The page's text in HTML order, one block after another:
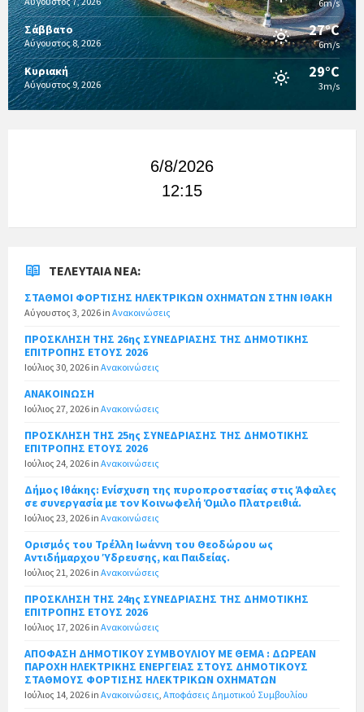
6m/s
Σάββατο
Αύγουστος 8, 2026
27°C
6m/s
Κυριακή
Αύγουστος 9, 2026
29°C
3m/s
6/8/2026
12:15
ΤΕΛΕΥΤΑΊΑ ΝΈΑ:
ΣΤΑΘΜΟΙ ΦΟΡΤΙΣΗΣ ΗΛΕΚΤΡΙΚΩΝ ΟΧΗΜΑΤΩΝ ΣΤΗΝ ΙΘΑΚΗ
Αύγουστος 3, 2026 in Ανακοινώσεις
ΠΡΟΣΚΛΗΣΗ ΤΗΣ 26ης ΣΥΝΕΔΡΙΑΣΗΣ ΤΗΣ ΔΗΜΟΤΙΚΗΣ
ΕΠΙΤΡΟΠΗΣ ΕΤΟΥΣ 2026
Ιούλιος 30, 2026 in Ανακοινώσεις
ΑΝΑΚΟΙΝΩΣΗ
Ιούλιος 27, 2026 in Ανακοινώσεις
ΠΡΟΣΚΛΗΣΗ ΤΗΣ 25ης ΣΥΝΕΔΡΙΑΣΗΣ ΤΗΣ ΔΗΜΟΤΙΚΗΣ
ΕΠΙΤΡΟΠΗΣ ΕΤΟΥΣ 2026
Ιούλιος 24, 2026 in Ανακοινώσεις
Δήμος Ιθάκης: Ενίσχυση της πυροπροστασίας στις Άφαλες
σε συνεργασία με τον Κοινωφελή Όμιλο Πλατρειθιά.
Ιούλιος 23, 2026 in Ανακοινώσεις
Ορισμός του Τρέλλη Ιωάννη του Θεοδώρου ως
Αντιδήμαρχου Ύδρευσης, και Παιδείας.
Ιούλιος 21, 2026 in Ανακοινώσεις
ΠΡΟΣΚΛΗΣΗ ΤΗΣ 24ης ΣΥΝΕΔΡΙΑΣΗΣ ΤΗΣ ΔΗΜΟΤΙΚΗΣ
ΕΠΙΤΡΟΠΗΣ ΕΤΟΥΣ 2026
Ιούλιος 17, 2026 in Ανακοινώσεις
ΑΠΟΦΑΣΗ ΔΗΜΟΤΙΚΟΥ ΣΥΜΒΟΥΛΙΟΥ ΜΕ ΘΕΜΑ : ΔΩΡΕΑΝ
ΠΑΡΟΧΗ ΗΛΕΚΤΡΙΚΗΣ ΕΝΕΡΓΕΙΑΣ ΣΤΟΥΣ ΔΗΜΟΤΙΚΟΥΣ
ΣΤΑΘΜΟΥΣ ΦΟΡΤΙΣΗΣ ΗΛΕΚΤΡΙΚΩΝ ΟΧΗΜΑΤΩΝ
Ιούλιος 14, 2026 in Ανακοινώσεις Αποφάσεις Δημοτικού Συμβουλίου